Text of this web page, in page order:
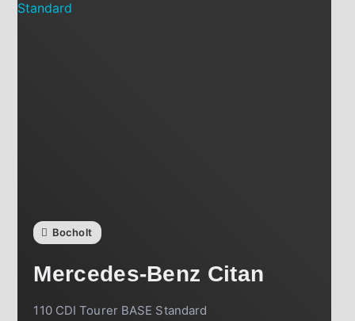
Bocholt
Mercedes-Benz Citan
110 CDI Tourer BASE Standard